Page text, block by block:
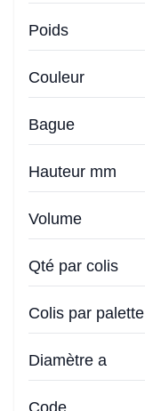
Poids
Couleur
Bague
Hauteur mm
Volume
Qté par colis
Colis par palette
Diamètre a
Code